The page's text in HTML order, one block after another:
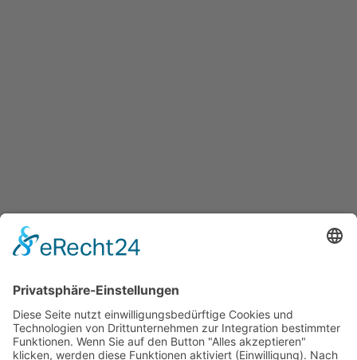
Herzlich Willkommen Ihr Oliver Schirmer & Team
Kontakt:
Oliver Schirmer
Schwarzwaldstr.8